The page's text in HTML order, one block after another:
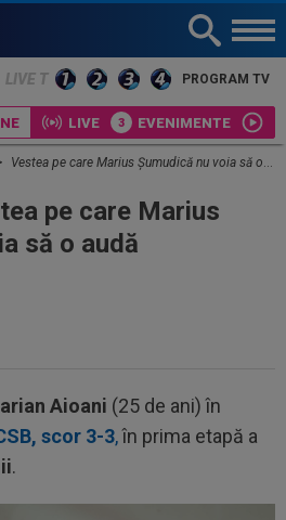
TV PROGRAM TV
LIVE EVENIMENTE
Vestea pe care Marius Șumudică nu voia să o audă
pe care Marius
să o audă
Aioani (25 de ani) în
scor 3-3,în prima etapă a
.